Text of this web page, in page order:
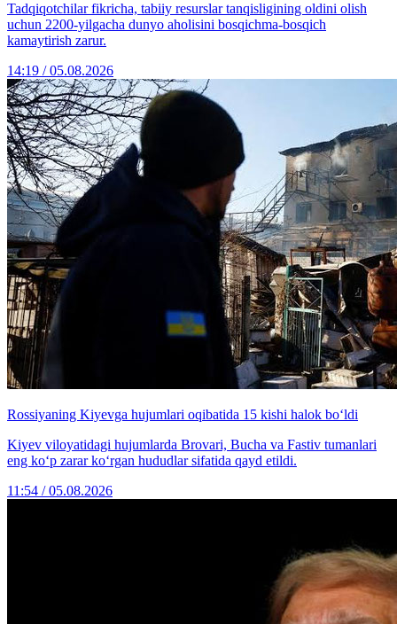
Tadqiqotchilar fikricha, tabiiy resurslar tanqisligining oldini olish
uchun 2200-yilgacha dunyo aholisini bosqichma-bosqich
kamaytirish zarur.
14:19 / 05.08.2026
Rossiyaning Kiyevga hujumlari oqibatida 15 kishi halok bo‘ldi
Kiyev viloyatidagi hujumlarda Brovari, Bucha va Fastiv tumanlari
eng ko‘p zarar ko‘rgan hududlar sifatida qayd etildi.
11:54 / 05.08.2026